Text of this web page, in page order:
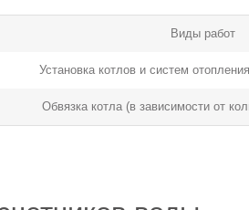
Виды работ
Установка котлов и систем
Обвязка котла (в зависимости от